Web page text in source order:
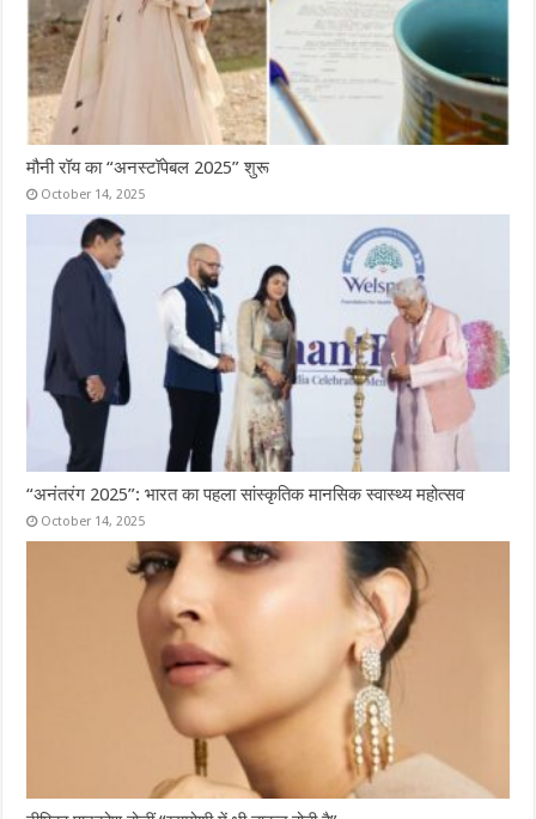
मौनी रॉय का “अनस्टॉपेबल 2025” शुरू
October 14, 2025
“अनंतरंग 2025”: भारत का पहला सांस्कृतिक मानसिक स्वास्थ्य महोत्सव
October 14, 2025